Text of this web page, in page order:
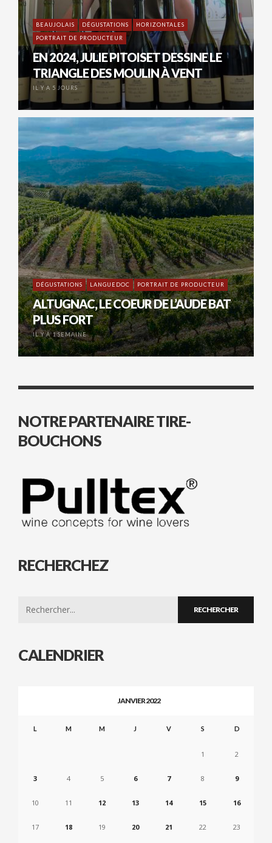
BEAUJOLAIS DÉGUSTATIONS
HORIZONTALES
PORTRAIT DE PRODUCTEUR
EN 2024, JULIE PITOISET DESSINE LE
TRIANGLE DES MOULIN À VENT
IL Y A 5 JOURS
DÉGUSTATIONS LANGUEDOC PORTRAIT DE PRODUCTEUR
ALTUGNAC, LE COEUR DE L’AUDE BAT
PLUS FORT
IL Y A 1 SEMAINE
NOTRE PARTENAIRE TIRE-
BOUCHONS
RECHERCHEZ
CALENDRIER
JANVIER 2022
L M M J V S D
1 2
3 4 5 6 7 8 9
10 11 12 13 14 15 16
17 18 19 20 21 22 23